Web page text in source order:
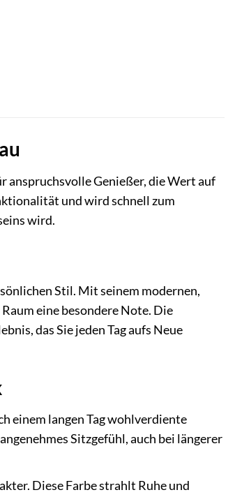
anspruchsvolle Genießer, die Wert auf
und wird schnell zum
wird.
Stil. Mit seinem modernen,
eine besondere Note. Die
das Sie jeden Tag aufs Neue
einem langen Tag wohlverdiente
Sitzgefühl, auch bei längerer
Diese Farbe strahlt Ruhe und